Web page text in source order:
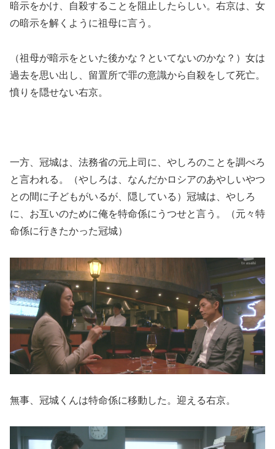
暗示をかけ、自殺することを阻止したらしい。右京は、女
の暗示を解くように祖母に言う。
（祖母が暗示をといた後かな？といてないのかな？）女は
過去を思い出し、留置所で罪の意識から自殺をして死亡。
憤りを隠せない右京。
一方、冠城は、法務省の元上司に、やしろのことを調べろ
と言われる。（やしろは、なんだかロシアのあやしいやつ
との間に子どもがいるが、隠している）冠城は、やしろ
に、お互いのために俺を特命係にうつせと言う。（元々特
命係に行きたかった冠城）
無事、冠城くんは特命係に移動した。迎える右京。